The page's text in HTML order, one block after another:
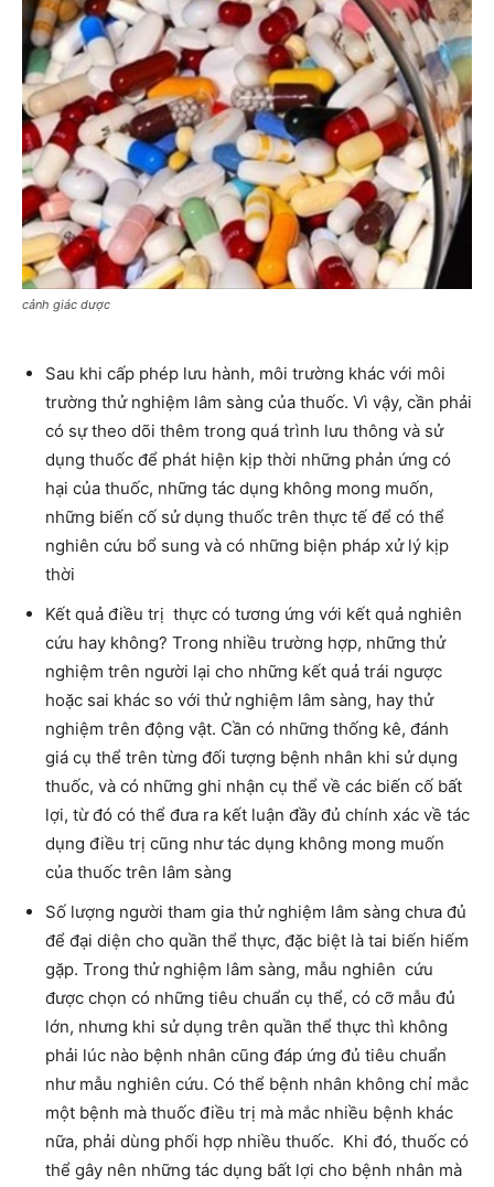
cảnh giác dược
Sau khi cấp phép lưu hành, môi trường khác với môi
trường thử nghiệm lâm sàng của thuốc. Vì vậy, cần phải
có sự theo dõi thêm trong quá trình lưu thông và sử
dụng thuốc để phát hiện kịp thời những phản ứng có
hại của thuốc, những tác dụng không mong muốn,
những biến cố sử dụng thuốc trên thực tế để có thể
nghiên cứu bổ sung và có những biện pháp xử lý kịp
thời
Kết quả điều trị thực có tương ứng với kết quả nghiên
cứu hay không? Trong nhiều trường hợp, những thử
nghiệm trên người lại cho những kết quả trái ngược
hoặc sai khác so với thử nghiệm lâm sàng, hay thử
nghiệm trên động vật. Cần có những thống kê, đánh
giá cụ thể trên từng đối tượng bệnh nhân khi sử dụng
thuốc, và có những ghi nhận cụ thể về các biến cố bất
lợi, từ đó có thể đưa ra kết luận đầy đủ chính xác về tác
dụng điều trị cũng như tác dụng không mong muốn
của thuốc trên lâm sàng
Số lượng người tham gia thử nghiệm lâm sàng chưa đủ
để đại diện cho quần thể thực, đặc biệt là tai biến hiếm
gặp. Trong thử nghiệm lâm sàng, mẫu nghiên cứu
được chọn có những tiêu chuẩn cụ thể, có cỡ mẫu đủ
lớn, nhưng khi sử dụng trên quần thể thực thì không
phải lúc nào bệnh nhân cũng đáp ứng đủ tiêu chuẩn
như mẫu nghiên cứu. Có thể bệnh nhân không chỉ mắc
một bệnh mà thuốc điều trị mà mắc nhiều bệnh khác
nữa, phải dùng phối hợp nhiều thuốc. Khi đó, thuốc có
thể gây nên những tác dụng bất lợi cho bệnh nhân mà